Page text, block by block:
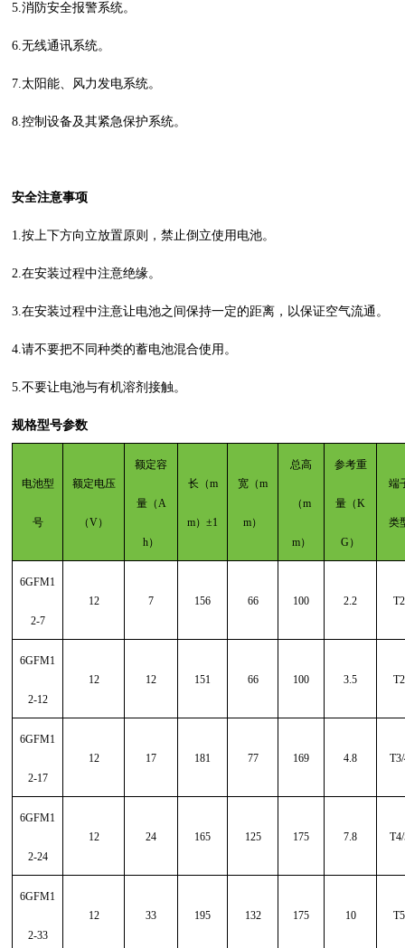
5.消防安全报警系统。
6.无线通讯系统。
7.太阳能、风力发电系统。
8.控制设备及其紧急保护系统。
安全注意事项
1.按上下方向立放置原则，禁止倒立使用电池。
2.在安装过程中注意绝缘。
3.在安装过程中注意让电池之间保持一定的距离，以保证空气流通。
4.请不要把不同种类的蓄电池混合使用。
5.不要让电池与有机溶剂接触。
规格型号参数
电池型
号
额定电压
（V）
额定容
量（A
h）
长（m
m）±1
宽（m
m）
总高
（m
m）
参考重
量（K
G）
端
类
6GFM1
2-7
12 7 156 66 100 2.2 T2
6GFM1
2-12
12 12 151 66 100 3.5 T2
6GFM1
2-17
12 17 181 77 169 4.8
6GFM1
2-24
12 24 165 125 175 7.8
6GFM1
2-33
12 33 195 132 175 10 T5